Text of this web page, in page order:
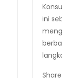
ini